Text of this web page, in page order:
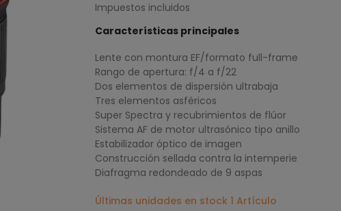
Impuestos incluidos
Características principales
Lente con montura EF/formato full-frame
Rango de apertura: f/4 a f/22
Dos elementos de dispersión ultrabaja
Tres elementos asféricos
Super Spectra y recubrimientos de flúor
Sistema AF de motor ultrasónico tipo anillo
Estabilizador óptico de imagen
Construcción sellada contra la intemperie
Diafragma redondeado de 9 aspas
Últimas unidades en stock 1 Artículo